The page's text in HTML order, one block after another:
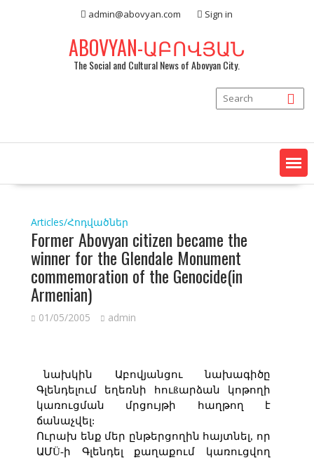
admin@abovyan.com Sign in
ABOVYAN-ԱԲՈՎՅԱՆ
The Social and Cultural News of Abovyan City.
Articles/Հոդվածներ
Former Abovyan citizen became the
winner for the Glendale Monument
commemoration of the Genocide(in
Armenian)
01/05/2005 admin
նախկին Աբովյանցու նախագիծը
Գլենդելում եղեռնի հուßարձան կոթողի
կառուցման մրցույթի հաղթող է
ճանաչվել:
Ուրախ ենք մեր ընթերցողին հայտնել, որ
ԱՄÜ-ի Գլենդել քաղաքում կառուցվող